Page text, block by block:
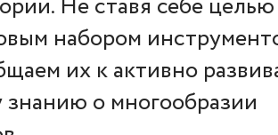
набором
их к активно
о многообразии